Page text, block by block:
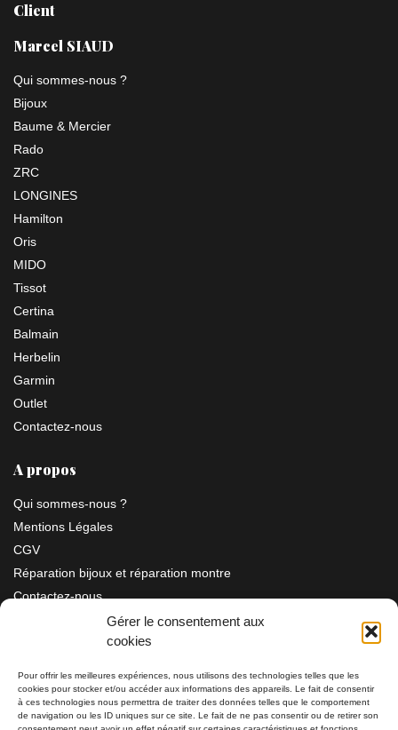
Gérer le consentement aux
cookies
Pour offrir les meilleures expériences, nous utilisons des technologies telles que les
cookies pour stocker et/ou accéder aux informations des appareils. Le fait de consentir
à ces technologies nous permettra de traiter des données telles que le comportement
de navigation ou les ID uniques sur ce site. Le fait de ne pas consentir ou de retirer son
Client
Marcel SIAUD
Qui sommes-nous ?
Bijoux
Baume & Mercier
Rado
ZRC
LONGINES
Hamilton
Oris
MIDO
Tissot
Certina
Balmain
Herbelin
Garmin
Outlet
Contactez-nous
A propos
Qui sommes-nous ?
Mentions Légales
CGV
Réparation bijoux et réparation montre
Contactez-nous
Information
Bijouterie SIAUD11 rue Masséna 06000 NICE